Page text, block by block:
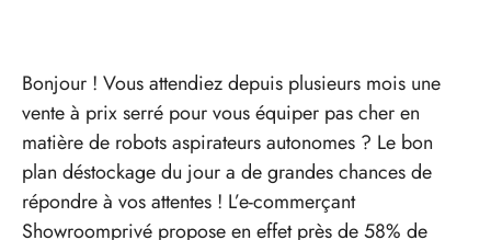
Bonjour ! Vous attendiez depuis plusieurs mois une
vente à prix serré pour vous équiper pas cher en
matière de robots aspirateurs autonomes ? Le bon
plan déstockage du jour a de grandes chances de
répondre à vos attentes ! L’e-commerçant
Showroomprivé propose en effet près de 58% de